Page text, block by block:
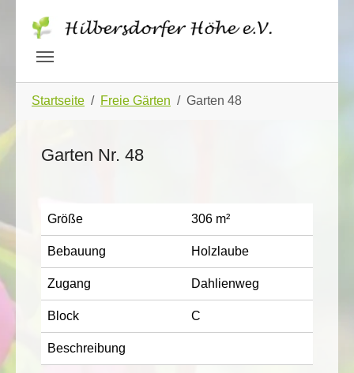
Startseite Freie Gärten Garten 48
Garten Nr. 48
Größe 306 m²
Bebauung Holzlaube
Zugang Dahlienweg
Block C
Beschreibung